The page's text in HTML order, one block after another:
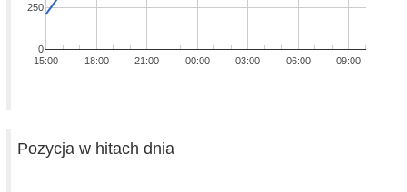
15:00 18:00 21:00 00:00 03:00 06:00 09:00
0
250
Pozycja w hitach dnia